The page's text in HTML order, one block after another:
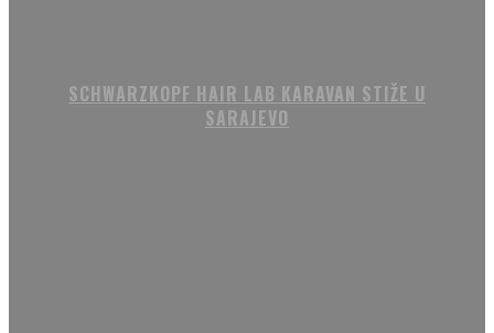
SCHWARZKOPF HAIR LAB KARAVAN STIŽE U
SARAJEVO